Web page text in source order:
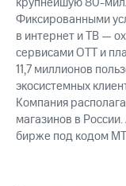
Фиксированными
в интернет и ТВ —
сервисами OTT и
11,7 миллионов
экосистемных
Компания
магазинов в
бирже под кодом